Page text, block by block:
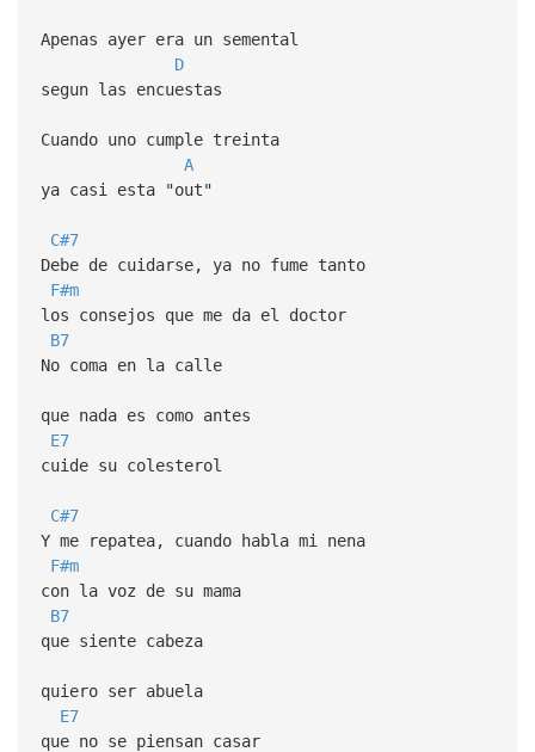
Apenas ayer era un semental
D
segun las encuestas
Cuando uno cumple treinta
A
ya casi esta "out"
C#7
Debe de cuidarse, ya no fume tanto
F#m
los consejos que me da el doctor
B7
No coma en la calle
que nada es como antes
E7
cuide su colesterol
C#7
Y me repatea, cuando habla mi nena
F#m
con la voz de su mama
B7
que siente cabeza
quiero ser abuela
E7
que no se piensan casar